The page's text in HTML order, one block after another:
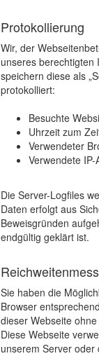
Protokollierung
Wir, der
unseres berechtigten
speichern diese als
protokolliert:
Besuchte
Uhrzeit zum
Verwendeter
Verwendete IP-
Die Server-Logfiles
Daten erfolgt aus
Beweisgründen
endgültig geklärt ist.
Sie haben die
Browser
dieser Webseite
Diese Webseite
unserem Server